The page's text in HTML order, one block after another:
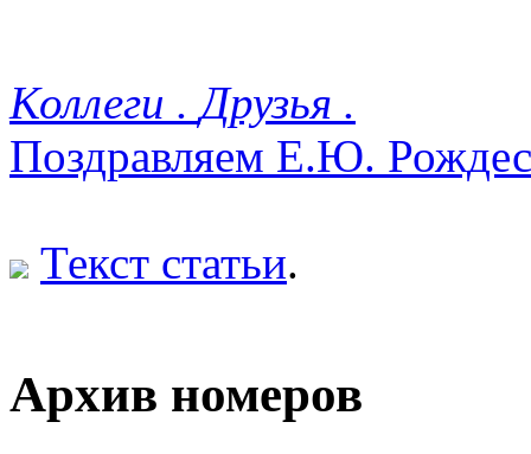
Коллеги . Друзья .
Поздравляем Е.Ю.
Текст статьи.
Архив номеров